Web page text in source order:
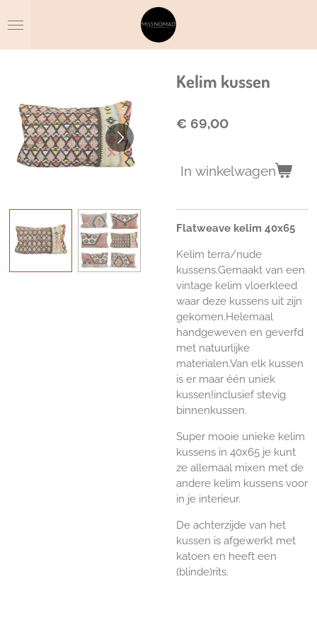
direct
Kelim kussen
€ 69,00
In winkelwagen
Flatweave kelim 40x65
Kelim terra/nude
kussens.Gemaakt van een
vintage kelim vloerkleed
waar deze kussens uit zijn
gekomen.Helemaal
handgeweven en geverfd
met natuurlijke
materialen.Van elk kussen
is er maar één uniek
kussen!inclusief stevig
binnenkussen.
Super mooie unieke kelim
kussens in 40x65 je kunt
ze allemaal mixen met de
andere kelim kussens voor
in je interieur.
De achterzijde van het
kussen is afgewerkt met
katoen en heeft een
(blinde)rits.